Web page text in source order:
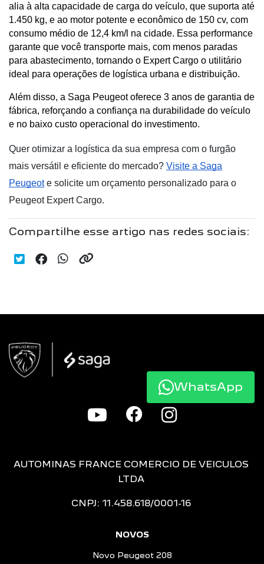
alia à alta capacidade de carga do veículo, que suporta até
1.450 kg, e ao motor potente e econômico de 150 cv, com
consumo médio de 12,4 km/l na cidade. Essa performance
garante que você transporte mais, com menos paradas
para abastecimento, tornando o Expert Cargo o utilitário
ideal para operações de logística urbana e distribuição.
Além disso, a Saga Peugeot oferece 3 anos de garantia de
fábrica, reforçando a confiança na durabilidade do veículo
e no baixo custo operacional do investimento.
Quer otimizar a logística da sua empresa com o furgão
mais versátil e eficiente do mercado? Visite a Saga
Peugeote solicite um orçamento personalizado para o
Peugeot Expert Cargo.
Compartilhe esse artigo nas redes sociais:
AUTOMINAS FRANCE COMERCIO DE VEICULOS
LTDA
CNPJ: 11.458.618/0001-16
NOVOS
Novo Peugeot 208
WhatsApp